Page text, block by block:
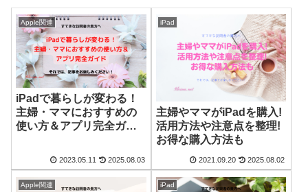
Apple関連
iPadで暮らしが変わる！
主婦・ママにおすすめの
使い方＆アプリ完全ガイ
2023.05.11 2025.08.03
iPad
主婦やママがiPadを購入!
活用方法や注意点を整理!
お得な購入方法も
2021.09.20 2025.08.02
Apple関連 iPad